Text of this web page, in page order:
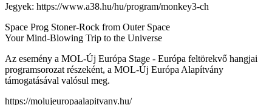
Jegyek: https://www.a38.hu/hu/program/monkey3-ch
Space Prog Stoner-Rock from Outer Space
Your Mind-Blowing Trip to the Universe
Az esemény a MOL-Új Európa Stage - Európa feltörekvő hangjai
programsorozat részeként, a MOL-Új Európa Alapítvány
támogatásával valósul meg.
https://molujeuropaalapitvany.hu/